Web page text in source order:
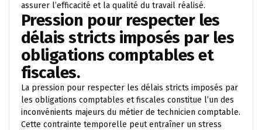
assurer l’efficacité et la qualité du travail réalisé.
Pression pour respecter les
délais stricts imposés par les
obligations comptables et
fiscales.
La pression pour respecter les délais stricts imposés par
les obligations comptables et fiscales constitue l’un des
inconvénients majeurs du métier de technicien comptable.
Cette contrainte temporelle peut entraîner un stress